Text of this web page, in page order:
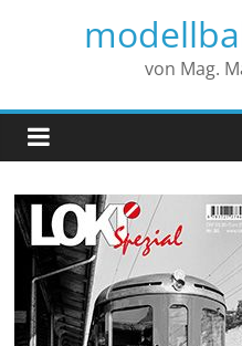
von Mag.